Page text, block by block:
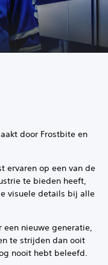
door Frostbite en
ervaren op een van de
te bieden heeft,
visuele details bij alle
een nieuwe generatie,
te strijden dan ooit
nooit hebt beleefd.